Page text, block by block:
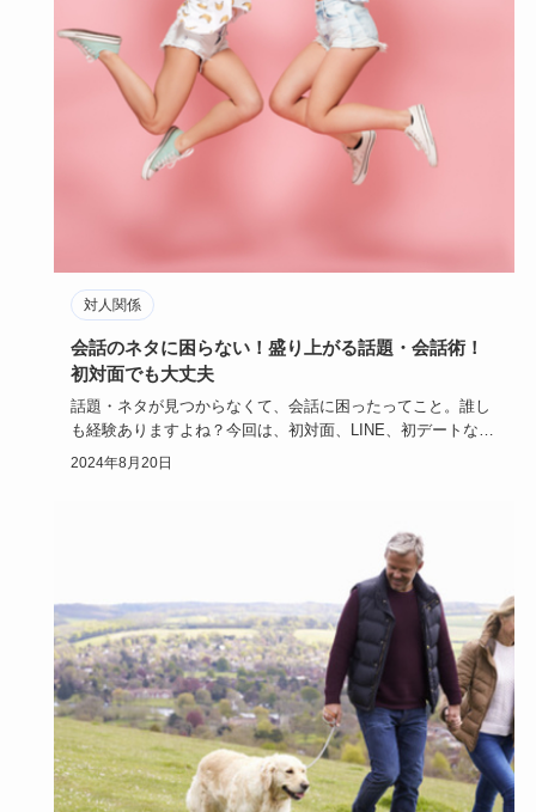
対人関係
会話のネタに困らない！盛り上がる話題・会話術！
初対面でも大丈夫
話題・ネタが見つからなくて、会話に困ったってこと。誰し
も経験ありますよね？今回は、初対面、LINE、初デートな
ど、シーン別…
2024年8月20日